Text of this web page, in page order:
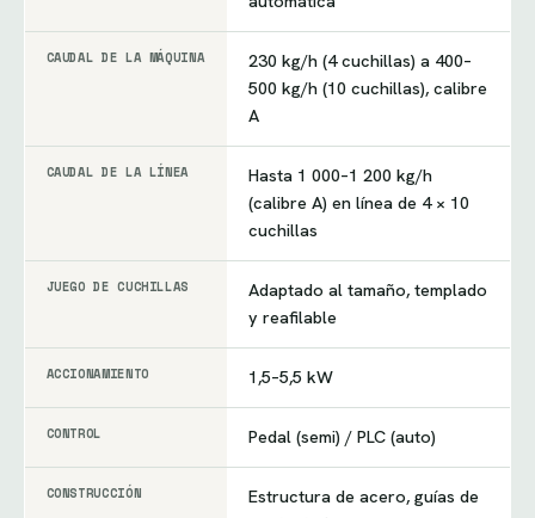
CAUDAL DE LA MÁQUINA
230 kg/h (4 cuchillas) a 400–
500 kg/h (10 cuchillas), calibre
A
CAUDAL DE LA LÍNEA
Hasta 1 000–1 200 kg/h
(calibre A) en línea de 4 × 10
cuchillas
JUEGO DE CUCHILLAS
Adaptado al tamaño, templado
y reafilable
ACCIONAMIENTO 1,5–5,5 kW
CONTROL Pedal (semi) / PLC (auto)
CONSTRUCCIÓN
Estructura de acero, guías de